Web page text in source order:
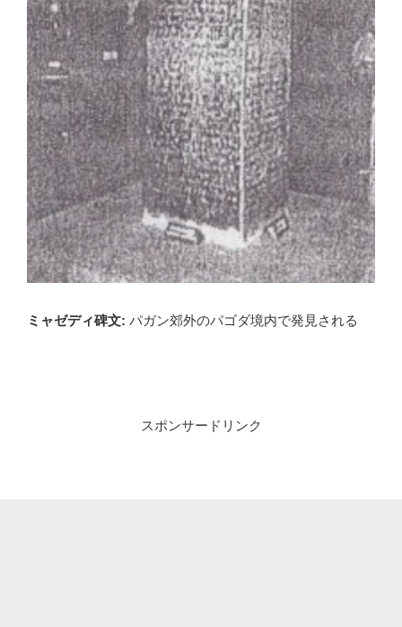
ミャゼディ碑文: パガン郊外のパゴダ境内で発見される
スポンサードリンク